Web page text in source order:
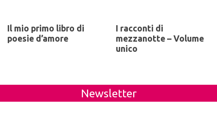
Il mio primo libro di
poesie d’amore
I racconti di
mezzanotte – Volume
unico
Newsletter